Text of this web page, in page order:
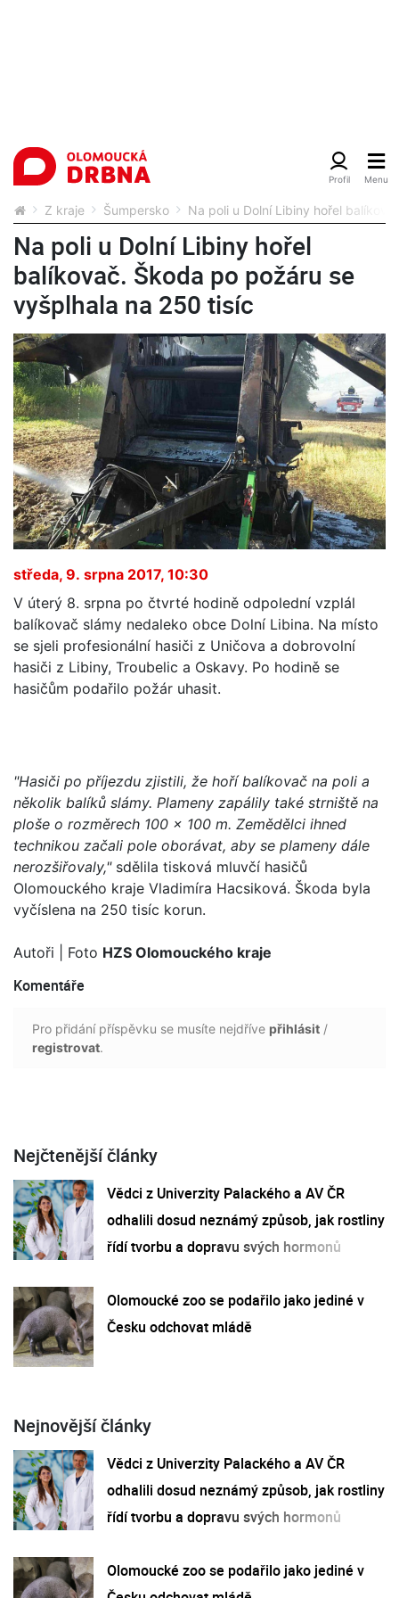
Z kraje Šumpersko Na poli u Dolní Libiny hořel
Na poli u Dolní Libiny hořel
balíkovač. Škoda po požáru se
vyšplhala na 250 tisíc
středa, 9. srpna 2017, 10:30
V úterý 8. srpna po čtvrté hodině odpolední vzplál
balíkovač slámy nedaleko obce Dolní Libina. Na místo
se sjeli profesionální hasiči z Uničova a dobrovolní
hasiči z Libiny, Troubelic a Oskavy. Po hodině se
hasičům podařilo požár uhasit.
"Hasiči po příjezdu zjistili, že hoří balíkovač na poli a
několik balíků slámy. Plameny zapálily také strniště na
ploše o rozměrech 100 x 100 m. Zemědělci ihned
technikou začali pole oborávat, aby se plameny dále
nerozšiřovaly,"sdělila tisková mluvčí hasičů
Olomouckého kraje Vladimíra Hacsiková. Škoda byla
vyčíslena na 250 tisíc korun.
Autoři | Foto HZS Olomouckého kraje
Komentáře
Pro přidání příspěvku se musíte nejdříve přihlásit /
registrovat.
Nejčtenější články
Vědci z Univerzity Palackého a AV ČR
odhalili dosud neznámý způsob, jak rostliny
řídí tvorbu a dopravu svých hormonů
Olomoucké zoo se podařilo jako jediné v
Česku odchovat mládě
Nejnovější články
Vědci z Univerzity Palackého a AV ČR
odhalili dosud neznámý způsob, jak rostliny
řídí tvorbu a dopravu svých hormonů
Olomoucké zoo se podařilo jako jediné v